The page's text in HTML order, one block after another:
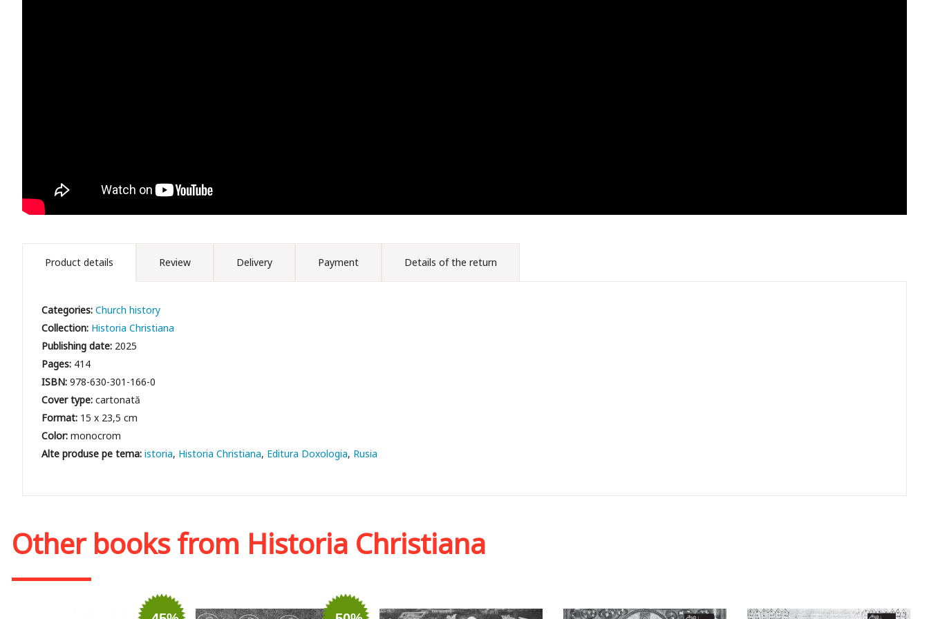
Product details Review Delivery Payment Details of the return
Categories:Church history
Collection: Historia Christiana
Publishing date: 2025
Pages: 414
ISBN:978-630-301-166-0
Cover type:cartonată
Format: 15 x 23,5 cm
Color:monocrom
istoria Historia Christiana Editura Doxologia Rusia
Other books from Historia Christiana